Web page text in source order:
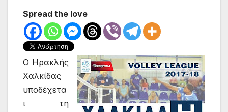
Spread the love
Ο Ηρακλής
Χαλκίδας
υποδέχετα
ι τη